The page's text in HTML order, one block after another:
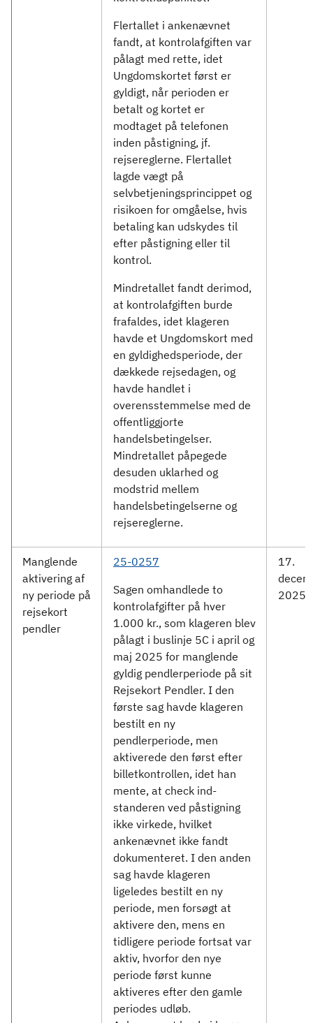
Flertallet i ankenævnet
fandt, at kontrolafgiften var
pålagt med rette, idet
Ungdomskortet først er
gyldigt, når perioden er
betalt og kortet er
modtaget på telefonen
inden påstigning, jf.
rejsereglerne. Flertallet
lagde vægt på
selvbetjeningsprincippet og
risikoen for omgåelse, hvis
betaling kan udskydes til
efter påstigning eller til
kontrol.
Mindretallet fandt derimod,
at kontrolafgiften burde
frafaldes, idet klageren
havde et Ungdomskort med
en gyldighedsperiode, der
dækkede rejsedagen, og
havde handlet i
overensstemmelse med de
offentliggjorte
handelsbetingelser.
Mindretallet påpegede
desuden uklarhed og
modstrid mellem
handelsbetingelserne og
rejsereglerne.
Manglende
aktivering af
ny periode på
rejsekort
pendler
25-0257
Sagen omhandlede to
kontrolafgifter på hver
1.000 kr., som klageren blev
pålagt i buslinje 5C i april og
maj 2025 for manglende
gyldig pendlerperiode på sit
Rejsekort Pendler. I den
første sag havde klageren
bestilt en ny
pendlerperiode, men
aktiverede den først efter
billetkontrollen, idet han
mente, at check ind-
standeren ved påstigning
ikke virkede, hvilket
ankenævnet ikke fandt
dokumenteret. I den anden
sag havde klageren
ligeledes bestilt en ny
periode, men forsøgt at
aktivere den, mens en
tidligere periode fortsat var
aktiv, hvorfor den nye
periode først kunne
aktiveres efter den gamle
periodes udløb.
17.
2025